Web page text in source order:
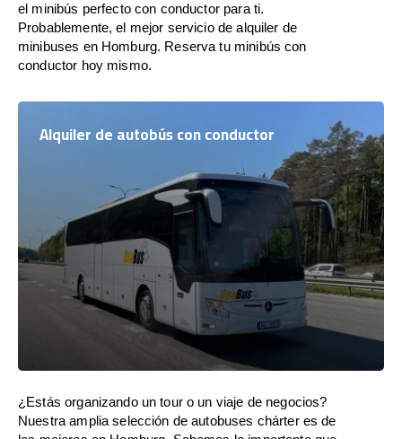
el minibús perfecto con conductor para ti.
Probablemente, el mejor servicio de alquiler de
minibuses en Homburg. Reserva tu minibús con
conductor hoy mismo.
Alquiler de autobús con conductor
¿Estás organizando un tour o un viaje de negocios?
Nuestra amplia selección de autobuses chárter es de